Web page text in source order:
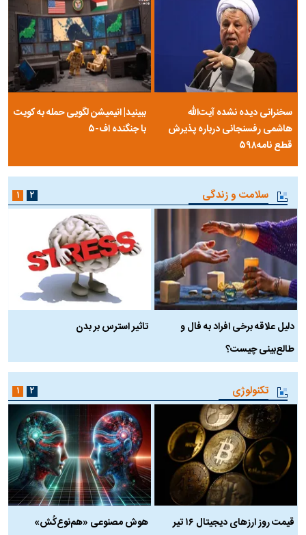
سخنرانی دیده نشده آیت‌الله
هاشمی رفسنجانی درباره پذیرش
قطع نامه۵۹۸
ببینید| انیمیشن لگویی حمله به کویت
با جنگنده اف-۵
سلامت و زندگی
دلیل علاقه برخی افراد به فال و
طالع‌بینی چیست؟
تاثیر استرس بر بدن
۱ ۲
تکنولوژی
قیمت روز ارز‌های دیجیتال ۱۶ تیر هوش مصنوعی «هم‌نوع‌کُش»
۱ ۲